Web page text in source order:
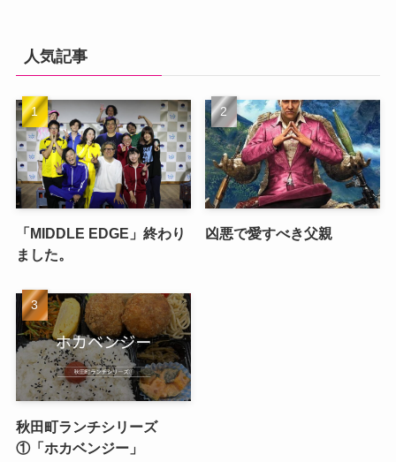
人気記事
「MIDDLE EDGE」終わり
ました。
凶悪で愛すべき父親
秋田町ランチシリーズ
①「ホカベンジー」